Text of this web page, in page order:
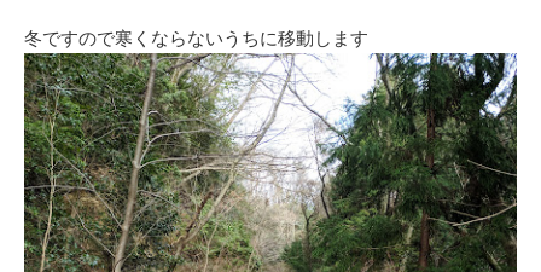
冬ですので寒くならないうちに移動します